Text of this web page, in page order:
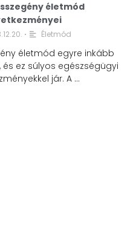
életmód
• Életmód
életmód egyre inkább
ez súlyos egészségügyi
jár. A …